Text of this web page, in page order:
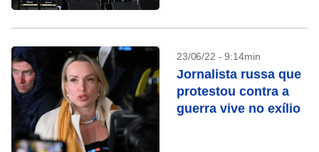
23/06/22 - 9:14min
Jornalista russa que
protestou contra a
guerra vive no exílio